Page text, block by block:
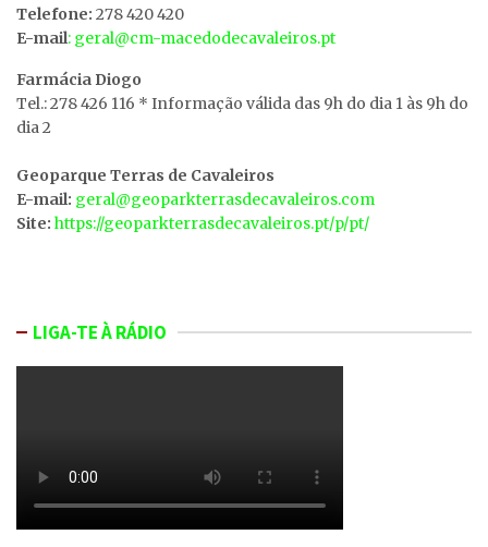
Telefone: 278 420 420
E-mail: geral@cm-macedodecavaleiros.pt
Farmácia Diogo
Tel.: 278 426 116 * Informação válida das 9h do dia 1 às 9h do
dia 2
Geoparque Terras de Cavaleiros
E-mail: geral@geoparkterrasdecavaleiros.com
Site: https://geoparkterrasdecavaleiros.pt/p/pt/
LIGA-TE À RÁDIO